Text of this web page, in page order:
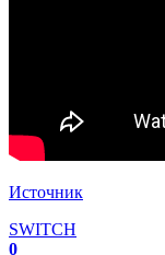
Источник
SWITCH
0